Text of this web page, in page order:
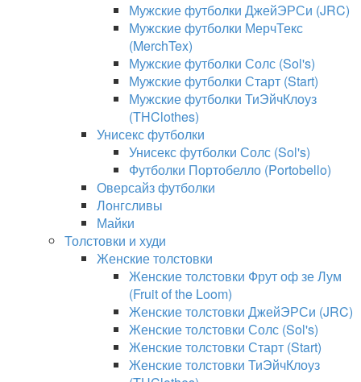
Мужские футболки ДжейЭРСи (JRC)
Мужские футболки МерчТекс
(MerchTex)
Мужские футболки Солс (Sol's)
Мужские футболки Старт (Start)
Мужские футболки ТиЭйчКлоуз
(THClothes)
Унисекс футболки
Унисекс футболки Солс (Sol's)
Футболки Портобелло (Portobello)
Оверсайз футболки
Лонгсливы
Майки
Толстовки и худи
Женские толстовки
Женские толстовки Фрут оф зе Лум
(Fruit of the Loom)
Женские толстовки ДжейЭРСи (JRC)
Женские толстовки Солс (Sol's)
Женские толстовки Старт (Start)
Женские толстовки ТиЭйчКлоуз